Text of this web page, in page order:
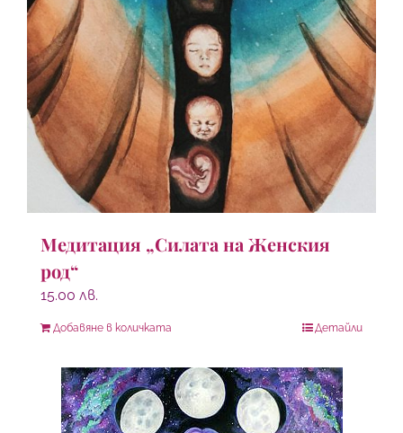
Медитация „Силата на Женския
род“
15.00 лв.
Добавяне в количката Детайли